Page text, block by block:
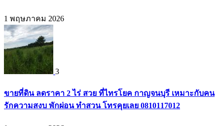
1 พฤษภาคม 2026
3
ขายที่ดิน ลดราคา 2 ไร่ สวย ที่ไทรโยค กาญจนบุรี เหมาะกับคน
รักความสงบ พักผ่อน ทำสวน โทรคุยเลย 0810117012